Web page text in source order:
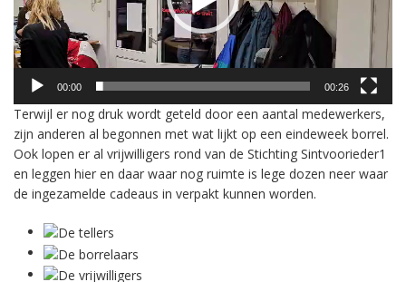
00:00 00:26
Terwijl er nog druk wordt geteld door een aantal medewerkers,
zijn anderen al begonnen met wat lijkt op een eindeweek borrel.
Ook lopen er al vrijwilligers rond van de Stichting Sintvoorieder1
en leggen hier en daar waar nog ruimte is lege dozen neer waar
de ingezamelde cadeaus in verpakt kunnen worden.